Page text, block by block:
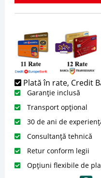
Plată în rate, Credit
Garanție inclusă
Transport opțional
30 de ani de
Consultanță tehnică
Retur conform legii
Opțiuni flexibile de